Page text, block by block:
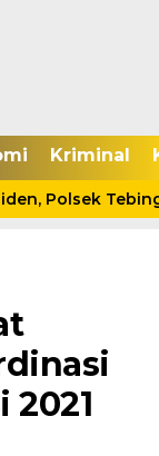
Kriminal
Polsek Tebing
2021